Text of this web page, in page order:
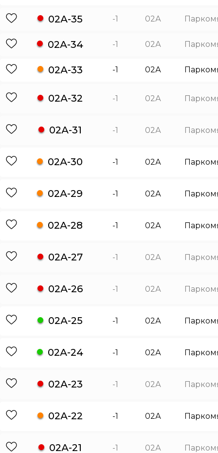
02А-35 -1 02А
02А-34 -1 02А
02А-33 -1 02А
02А-32 -1 02А
02А-31 -1 02А
02А-30 -1 02А
02А-29 -1 02А
02А-28 -1 02А
02А-27 -1 02А
02А-26 -1 02А
02А-25 -1 02А
02А-24 -1 02А
02А-23 -1 02А
02А-22 -1 02А
02А-21 -1 02А